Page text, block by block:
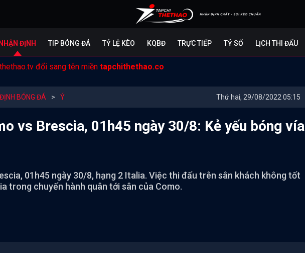
ĐỊNH TIP BÓNG ĐÁ TỶ LỆ KÈO KQBĐ TRỰC TIẾP TỶ SỐ LỊCH THI ĐẤU
đổi sang tên miền tapchithethao.co
BÓNG ĐÁ > Ý Thứ hai, 29/08/2022 05:15
vs Brescia, 01h45 ngày 30/8: Kẻ yếu bóng vía
01h45 ngày 30/8, hạng 2 Italia. Việc thi đấu trên sân khách không tốt
trong chuyến hành quân tới sân của Como.